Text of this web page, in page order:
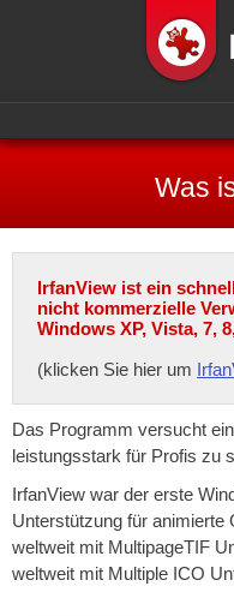
Was
IrfanView ist ein
nicht kommerzielle
Windows XP, Vista, 7,
(klicken Sie hier um
Das Programm versucht
leistungsstark für Profis zu
IrfanView war der erste
Unterstützung für animierte
weltweit mit MultipageTIF
weltweit mit Multiple ICO